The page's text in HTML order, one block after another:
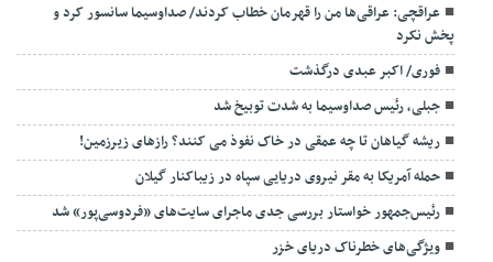
عراقچی: عراقی‌ها من را قهرمان خطاب کردند/ صداوسیما سانسور کرد و
پخش نکرد
فوری/ اکبر عبدی درگذشت
جبلی، رئیس صداوسیما به شدت توبیخ شد
ریشه گیاهان تا چه عمقی در خاک نفوذ می کنند؟ رازهای زیرزمین!
حمله آمریکا به مقر نیروی دریایی سپاه در زیباکنار گیلان
رئیس‌جمهور خواستار بررسی جدی ماجرای سایت‌های «فردوسی‌پور» شد
ویژگی‌های خطرناک دریای خزر